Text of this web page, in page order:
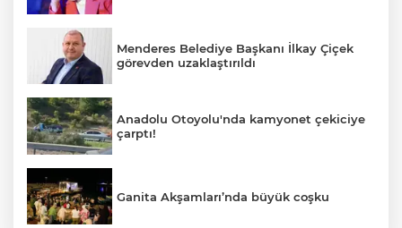
Menderes Belediye Başkanı İlkay Çiçek
görevden uzaklaştırıldı
Anadolu Otoyolu'nda kamyonet çekiciye
çarptı!
Ganita Akşamları’nda büyük coşku